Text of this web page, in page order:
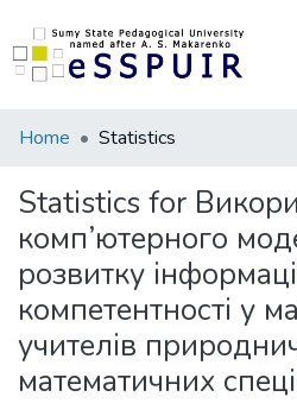
Communities
Collections
All of DSpace
Home Statistics
Statistics for
комп’ютерного
розвитку
компетентності у
учителів
математичних